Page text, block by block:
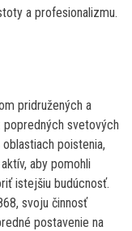
a profesionalizmu.
pridružených a
svetových
poistenia,
aby pomohli
istejšiu budúcnosť.
svoju činnosť
postavenie na